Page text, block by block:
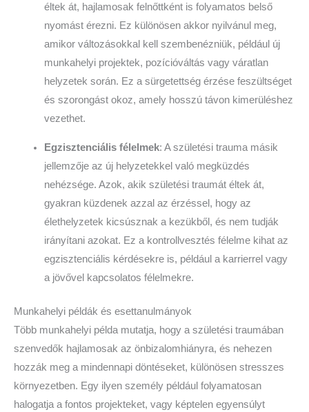
éltek át, hajlamosak felnőttként is folyamatos belső
nyomást érezni. Ez különösen akkor nyilvánul meg,
amikor változásokkal kell szembenézniük, például új
munkahelyi projektek, pozícióváltás vagy váratlan
helyzetek során. Ez a sürgetettség érzése feszültséget
és szorongást okoz, amely hosszú távon kimerüléshez
vezethet.
Egzisztenciális félelmek: A születési trauma másik
jellemzője az új helyzetekkel való megküzdés
nehézsége. Azok, akik születési traumát éltek át,
gyakran küzdenek azzal az érzéssel, hogy az
élethelyzetek kicsúsznak a kezükből, és nem tudják
irányítani azokat. Ez a kontrollvesztés félelme kihat az
egzisztenciális kérdésekre is, például a karrierrel vagy
a jövővel kapcsolatos félelmekre.
Munkahelyi példák és esettanulmányok
Több munkahelyi példa mutatja, hogy a születési traumában
szenvedők hajlamosak az önbizalomhiányra, és nehezen
hozzák meg a mindennapi döntéseket, különösen stresszes
környezetben. Egy ilyen személy például folyamatosan
halogatja a fontos projekteket, vagy képtelen egyensúlyt